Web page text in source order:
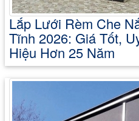
Lắp Lưới Rèm Che
Tĩnh 2026: Giá Tốt,
Hiệu Hơn 25 Năm